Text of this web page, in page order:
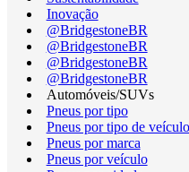
Inovação
@BridgestoneBR
@BridgestoneBR
@BridgestoneBR
@BridgestoneBR
Automóveis/SUVs
Pneus por tipo
Pneus por tipo de veículo
Pneus por marca
Pneus por veículo